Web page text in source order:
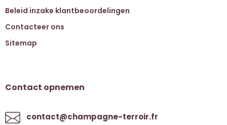
Beleid inzake klantbeoordelingen
Contacteer ons
Sitemap
Contact opnemen
contact@champagne-terroir.fr